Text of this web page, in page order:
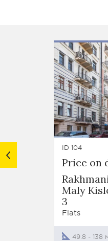
ID 104
Price on
Maly
3
Flats
49.8 - 138